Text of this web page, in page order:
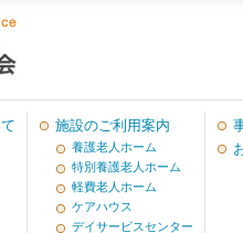
施設のご利用案内
養護老人ホーム
特別養護老人ホーム
軽費老人ホーム
ケアハウス
デイサービスセンター